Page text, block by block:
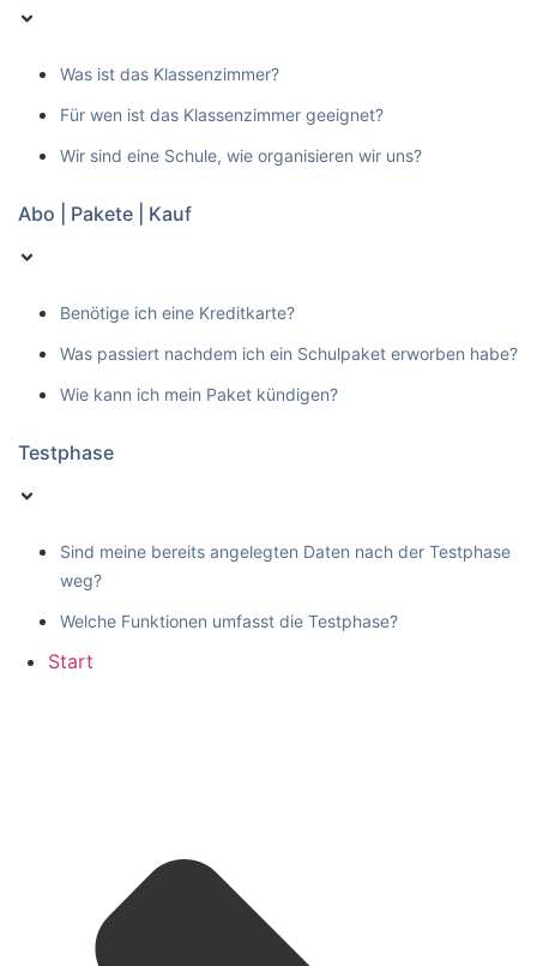
Was ist das Klassenzimmer?
Für wen ist das Klassenzimmer geeignet?
Wir sind eine Schule, wie organisieren wir uns?
Abo | Pakete | Kauf
Benötige ich eine Kreditkarte?
Was passiert nachdem ich ein Schulpaket erworben habe?
Wie kann ich mein Paket kündigen?
Testphase
Sind meine bereits angelegten Daten nach der Testphase
weg?
Welche Funktionen umfasst die Testphase?
Start